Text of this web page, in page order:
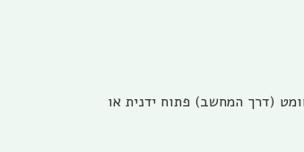
לכל מצב השקיה רצוי: אוטומט (דרך המחשב) פתוח ידנית או